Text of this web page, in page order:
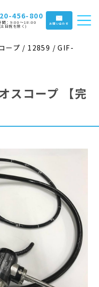
456-800
間：9:00〜18:00
(土日祝を除く) お問い合わせ
ープ / 12859 / GIF-
スコープ
【完